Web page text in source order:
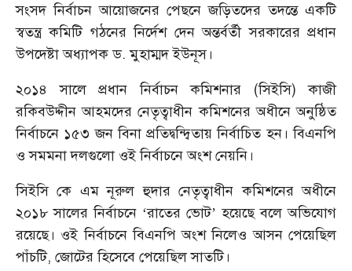
সংসদ নির্বাচন আয়োজনের পেছনে জড়িতদের তদন্তে একটি
স্বতন্ত্র কমিটি গঠনের নির্দেশ দেন অন্তর্বর্তী সরকারের প্রধান
উপদেষ্টা অধ্যাপক ড. মুহাম্মদ ইউনূস।
২০১৪ সালে প্রধান নির্বাচন কমিশনার (সিইসি) কাজী
রকিবউদ্দীন আহমদের নেতৃত্বাধীন কমিশনের অধীনে অনুষ্ঠিত
নির্বাচনে ১৫৩ জন বিনা প্রতিদ্বন্দ্বিতায় নির্বাচিত হন। বিএনপি
ও সমমনা দলগুলো ওই নির্বাচনে অংশ নেয়নি।
সিইসি কে এম নূরুল হুদার নেতৃত্বাধীন কমিশনের অধীনে
২০১৮ সালের নির্বাচনে ‘রাতের ভোট’ হয়েছে বলে অভিযোগ
রয়েছে। ওই নির্বাচনে বিএনপি অংশ নিলেও আসন পেয়েছিল
পাঁচটি, জোটের হিসেবে পেয়েছিল সাতটি।